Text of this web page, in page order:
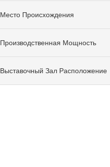
Место Происхождения
Производственная Мощность
Выставочный Зал Расположение